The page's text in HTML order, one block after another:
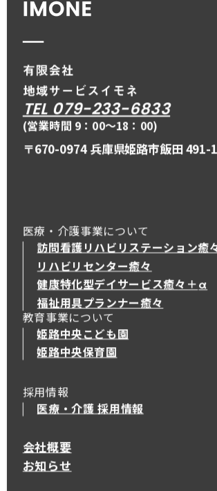
TEL 079-233-6833
(営業時間 9：00〜18：00)
〒670-0974 兵庫県姫路市飯田 491-
医療・介護事業について
訪問看護リハビリステーション癒
リハビリセンター癒々
健康特化型デイサービス癒々＋α
健康特化型デイサービス癒々＋
福祉用具プランナー癒々
教育事業について
姫路中央こども園
姫路中央保育園
採用情報
医療・介護 採用情報
会社概要
お知らせ